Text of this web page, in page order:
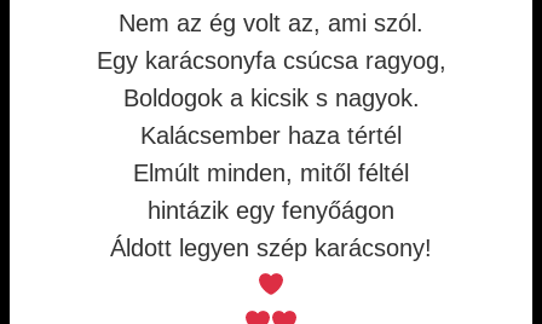
Nem az ég volt az, ami szól.
Egy karácsonyfa csúcsa ragyog,
Boldogok a kicsik s nagyok.
Kalácsember haza tértél
Elmúlt minden, mitől féltél
hintázik egy fenyőágon
Áldott legyen szép karácsony!